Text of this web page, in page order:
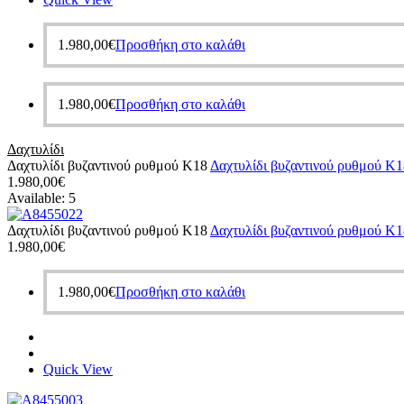
1.980,00€Προσθήκη στο καλάθι
1.980,00€Προσθήκη στο καλάθι
Δαχτυλίδι
Δαχτυλίδι βυζαντινού ρυθμού Κ18 Δαχτυλίδι βυζαντινού ρυθμού
1.980,00€
Available: 5
Δαχτυλίδι βυζαντινού ρυθμού Κ18 Δαχτυλίδι βυζαντινού ρυθμού
1.980,00€
1.980,00€Προσθήκη στο καλάθι
Quick View